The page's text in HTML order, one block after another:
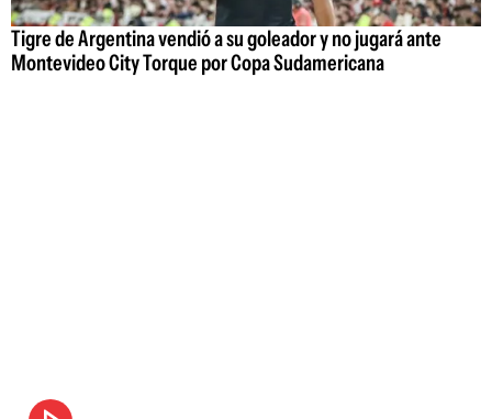
Tigre de Argentina vendió a su goleador y no jugará ante
Montevideo City Torque por Copa Sudamericana